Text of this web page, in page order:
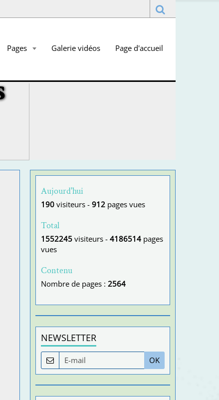
Pages Galerie vidéos Page d'accueil
Aujourd'hui
190visiteurs - 912pages vues
Total
1552245visiteurs - 4186514pages
vues
Contenu
Nombre de pages : 2564
NEWSLETTER
OK